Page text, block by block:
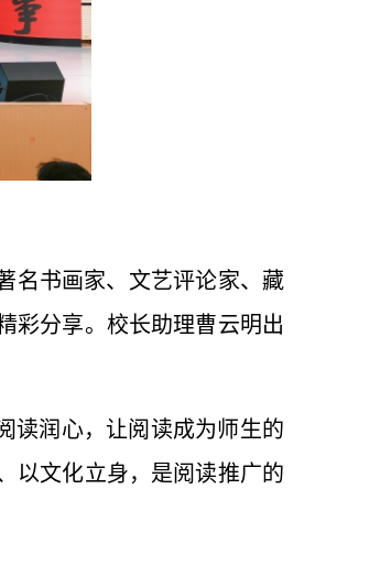
名书画家、文艺评论家、藏
彩分享。校长助理曹云明出
读润心，让阅读成为师生的
以文化立身，是阅读推广的